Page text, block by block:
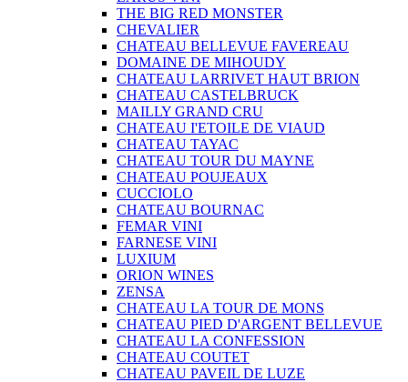
THE BIG RED MONSTER
CHEVALIER
CHATEAU BELLEVUE FAVEREAU
DOMAINE DE MIHOUDY
CHATEAU LARRIVET HAUT BRION
CHATEAU CASTELBRUCK
MAILLY GRAND CRU
CHATEAU I'ETOILE DE VIAUD
CHATEAU TAYAC
CHATEAU TOUR DU MAYNE
CHATEAU POUJEAUX
CUCCIOLO
CHATEAU BOURNAC
FEMAR VINI
FARNESE VINI
LUXIUM
ORION WINES
ZENSA
CHATEAU LA TOUR DE MONS
CHATEAU PIED D'ARGENT BELLEVUE
CHATEAU LA CONFESSION
CHATEAU COUTET
CHATEAU PAVEIL DE LUZE